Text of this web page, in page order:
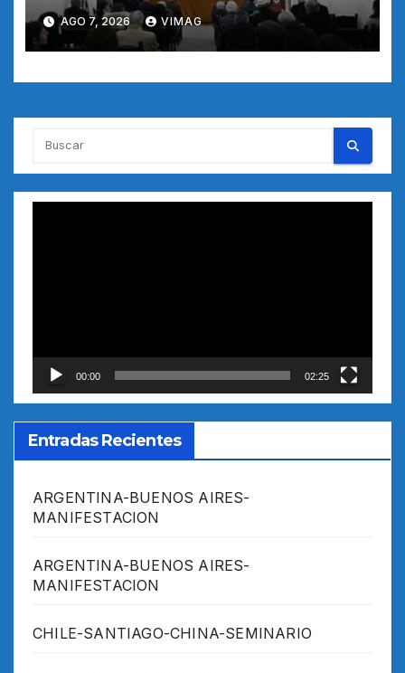
AGO 7, 2026 VIMAG
00:00 02:25
Entradas Recientes
ARGENTINA-BUENOS AIRES-
MANIFESTACION
ARGENTINA-BUENOS AIRES-
MANIFESTACION
CHILE-SANTIAGO-CHINA-SEMINARIO